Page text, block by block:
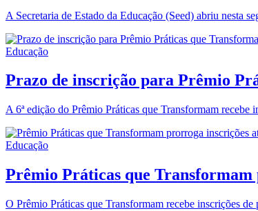
A Secretaria de Estado da Educação (Seed) abriu nesta
Educação
Prazo de inscrição para Prêmio
A 6ª edição do Prêmio Práticas que Transformam recebe
Educação
Prêmio Práticas que
O Prêmio Práticas que Transformam recebe inscrições de